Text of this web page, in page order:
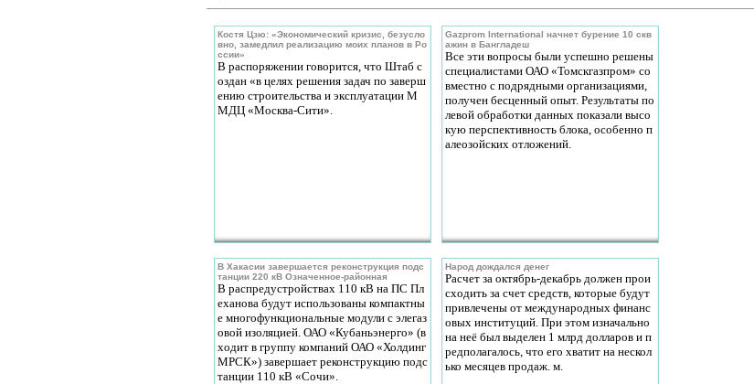
Костя Цзю: «Экономический кризис, безусло
вно, замедлил реализацию моих планов в Ро
ссии»
В распоряжении говорится, что Штаб с
оздан «в целях решения задач по заверш
ению строительства и эксплуатации М
МДЦ «Москва-Сити».
Gazprom International начнет бурение 10 скв
ажин в Бангладеш
Все эти вопросы были успешно решены
специалистами ОАО «Томскгазпром» со
вместно с подрядными организациями,
получен бесценный опыт. Результаты по
левой обработки данных показали высо
кую перспективность блока, особенно п
алеозойских отложений.
В Хакасии завершается реконструкция подс
танции 220 кВ Означенное-районная
В распредустройствах 110 кВ на ПС Пл
еханова будут использованы компактны
е многофункциональные модули с элегаз
овой изоляцией. ОАО «Кубаньэнерго» (в
ходит в группу компаний ОАО «Холдинг
МРСК») завершает реконструкцию подс
танции 110 кВ «Сочи».
Народ дождался денег
Расчет за октябрь-декабрь должен прои
сходить за счет средств, которые будут
привлечены от международных финанс
овых институций. При этом изначально
на неё был выделен 1 млрд долларов и п
редполагалось, что его хватит на нескол
ько месяцев продаж. м.